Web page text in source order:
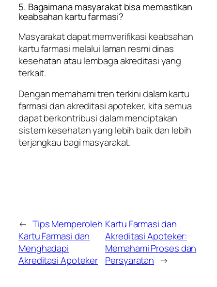
5. Bagaimana masyarakat bisa memastikan
keabsahan kartu farmasi?
Masyarakat dapat memverifikasi keabsahan
kartu farmasi melalui laman resmi dinas
kesehatan atau lembaga akreditasi yang
terkait.
Dengan memahami tren terkini dalam kartu
farmasi dan akreditasi apoteker, kita semua
dapat berkontribusi dalam menciptakan
sistem kesehatan yang lebih baik dan lebih
terjangkau bagi masyarakat.
← Tips Memperoleh
Kartu Farmasi dan
Menghadapi
Akreditasi Apoteker
Kartu Farmasi dan
Akreditasi Apoteker:
Memahami Proses dan
Persyaratan →